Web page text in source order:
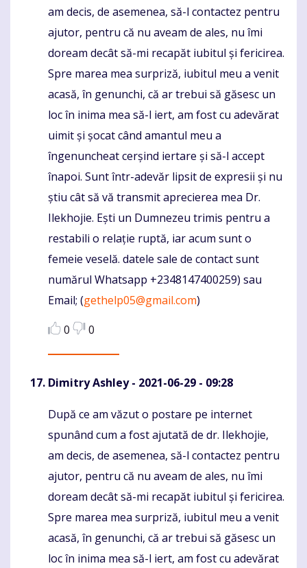
am decis, de asemenea, să-l contactez pentru
ajutor, pentru că nu aveam de ales, nu îmi
doream decât să-mi recapăt iubitul și fericirea.
Spre marea mea surpriză, iubitul meu a venit
acasă, în genunchi, că ar trebui să găsesc un
loc în inima mea să-l iert, am fost cu adevărat
uimit și șocat când amantul meu a
îngenuncheat cerșind iertare și să-l accept
înapoi. Sunt într-adevăr lipsit de expresii și nu
știu cât să vă transmit aprecierea mea Dr.
Ilekhojie. Ești un Dumnezeu trimis pentru a
restabili o relație ruptă, iar acum sunt o
femeie veselă. datele sale de contact sunt
numărul Whatsapp +2348147400259) sau
Email; (gethelp05@gmail.com)
0
0
Dimitry Ashley- 2021-06-29 - 09:28
Komentaras
După ce am văzut o postare pe internet
spunând cum a fost ajutată de dr. Ilekhojie,
am decis, de asemenea, să-l contactez pentru
ajutor, pentru că nu aveam de ales, nu îmi
doream decât să-mi recapăt iubitul și fericirea.
Spre marea mea surpriză, iubitul meu a venit
acasă, în genunchi, că ar trebui să găsesc un
loc în inima mea să-l iert, am fost cu adevărat